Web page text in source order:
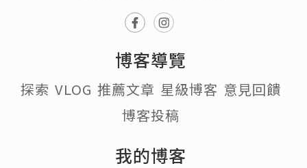
博客導覽
探索 VLOG 推薦文章 星級博客 意見回饋
博客投稿
我的博客